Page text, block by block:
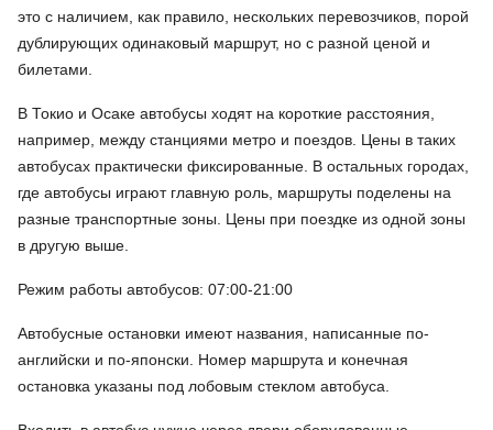
это с наличием, как правило, нескольких перевозчиков, порой
дублирующих одинаковый маршрут, но с разной ценой и
билетами.
В Токио и Осаке автобусы ходят на короткие расстояния,
например, между станциями метро и поездов. Цены в таких
автобусах практически фиксированные. В остальных городах,
где автобусы играют главную роль, маршруты поделены на
разные транспортные зоны. Цены при поездке из одной зоны
в другую выше.
Режим работы автобусов: 07:00-21:00
Автобусные остановки имеют названия, написанные по-
английски и по-японски. Номер маршрута и конечная
остановка указаны под лобовым стеклом автобуса.